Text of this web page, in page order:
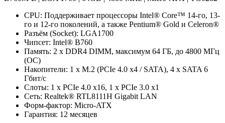
CPU: Поддерживает процессоры Intel® Core™ 14-го, 13-
го и 12-го поколений, а также Pentium® Gold и Celeron®
Разъём (Socket): LGA1700
Чипсет: Intel® B760
Память: 2 x DDR4 DIMM, максимум 64 ГБ, до 4800 МГц
(OC)
Накопители: 1 x M.2 (PCIe 4.0 x4 / SATA), 4 x SATA 6
Гбит/с
Слоты: 1 x PCIe 4.0 x16, 1 x PCIe 3.0 x1
Сеть: Realtek® RTL8111H Gigabit LAN
Форм-фактор: Micro-ATX
Гарантия: 12 месяцев